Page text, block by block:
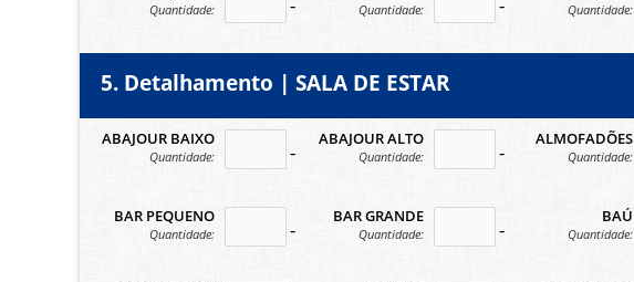
Quantidade: Quantidade: Quantidade:
5. Detalhamento | SALA DE ESTAR
ABAJOUR BAIXO
Quantidade: no-icon
ABAJOUR ALTO
Quantidade: no-icon
ALMOFADÕES
Quantidade:
BAR PEQUENO
Quantidade: no-icon
BAR GRANDE
Quantidade: no-icon
BAÚ
Quantidade: